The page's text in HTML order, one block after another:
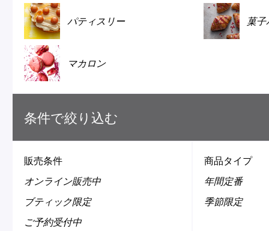
Thés
Glaces
季節の商品
Produits de saison
パティスリー 菓子
マカロン
条件で絞り込む
販売条件
オンライン販売中
ブティック限定
ご予約受付中
商品タイプ
年間定番
季節限定